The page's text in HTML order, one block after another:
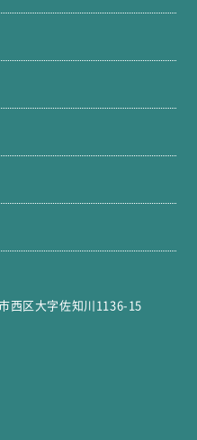
西区大字佐知川1136-15